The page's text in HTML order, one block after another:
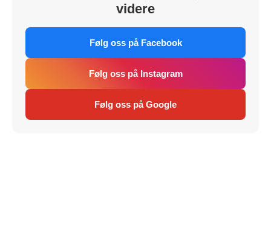
videre
Følg oss på Facebook
Følg oss på Instagram
Følg oss på Google